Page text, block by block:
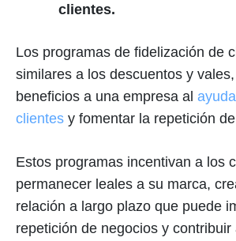
clientes.
Los programas de fidelización de
similares a los descuentos y
beneficios a una empresa al
clientes y fomentar la repetición
Estos programas incentivan a los
permanecer leales a su marca,
relación a largo plazo que puede
repetición de negocios y